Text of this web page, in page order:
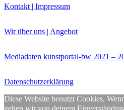
Haralds Streifzüge
Marc Peschke – Out of
Hausbesuche
Kontakt | Impressum
Wir über uns | Angebot
Mediadaten kunstportal-bw 2021 –
Datenschutzerklärung
Diese Website benutzt Cookies.
gehen wir von deinem Einverständnis